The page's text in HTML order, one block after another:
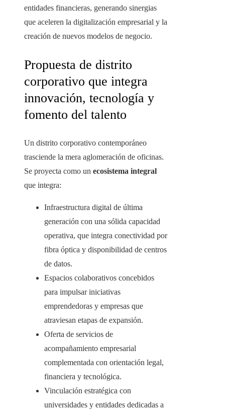
entidades financieras, generando sinergias
que aceleren la digitalización empresarial y la
creación de nuevos modelos de negocio.
Propuesta de distrito
corporativo que integra
innovación, tecnología y
fomento del talento
Un distrito corporativo contemporáneo
trasciende la mera aglomeración de oficinas.
Se proyecta como un ecosistema integral
que integra:
Infraestructura digital de última
generación con una sólida capacidad
operativa, que integra conectividad por
fibra óptica y disponibilidad de centros
de datos.
Espacios colaborativos concebidos
para impulsar iniciativas
emprendedoras y empresas que
atraviesan etapas de expansión.
Oferta de servicios de
acompañamiento empresarial
complementada con orientación legal,
financiera y tecnológica.
Vinculación estratégica con
universidades y entidades dedicadas a